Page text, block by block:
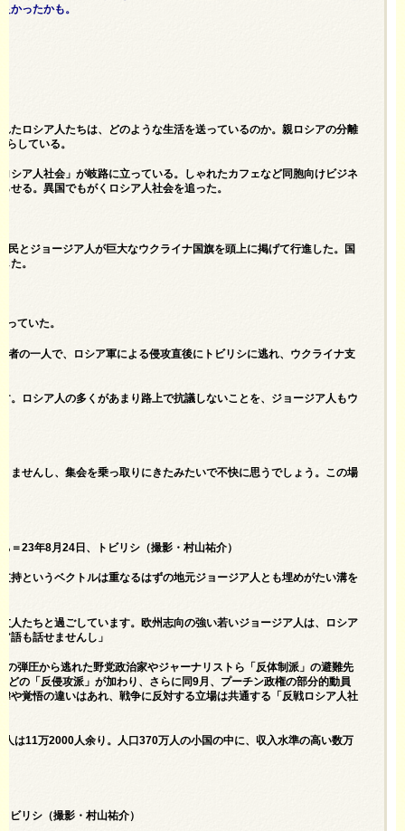
かったかも。
たロシア人たちは、どのような生活を送っているのか。親ロシアの分離
している。
シア人社会」が岐路に立っている。しゃれたカフェなど同胞向けビジネ
せる。異国でもがくロシア人社会を追った。
とジョージア人が巨大なウクライナ国旗を頭上に掲げて行進した。国
た。
ていた。
の一人で、ロシア軍による侵攻直後にトビリシに逃れ、ウクライナ支
。ロシア人の多くがあまり路上で抗議しないことを、ジョージア人もウ
ませんし、集会を乗っ取りにきたみたいで不快に思うでしょう。この場
＝23年8月24日、トビリシ（撮影・村山祐介）
持というベクトルは重なるはずの地元ジョージア人とも埋めがたい溝を
人たちと過ごしています。欧州志向の強い若いジョージア人は、ロシア
語も話せませんし」
弾圧から逃れた野党政治家やジャーナリストら「反体制派」の避難先
の「反侵攻派」が加わり、さらに同9月、プーチン政権の部分的動員
や覚悟の違いはあれ、戦争に反対する立場は共通する「反戦ロシア人社
は11万2000人余り。人口370万人の小国の中に、収入水準の高い数万
ビリシ（撮影・村山祐介）